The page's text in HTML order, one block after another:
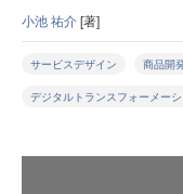
小池 祐介[著]
サービスデザイン 商品開
デジタルトランスフォーメー